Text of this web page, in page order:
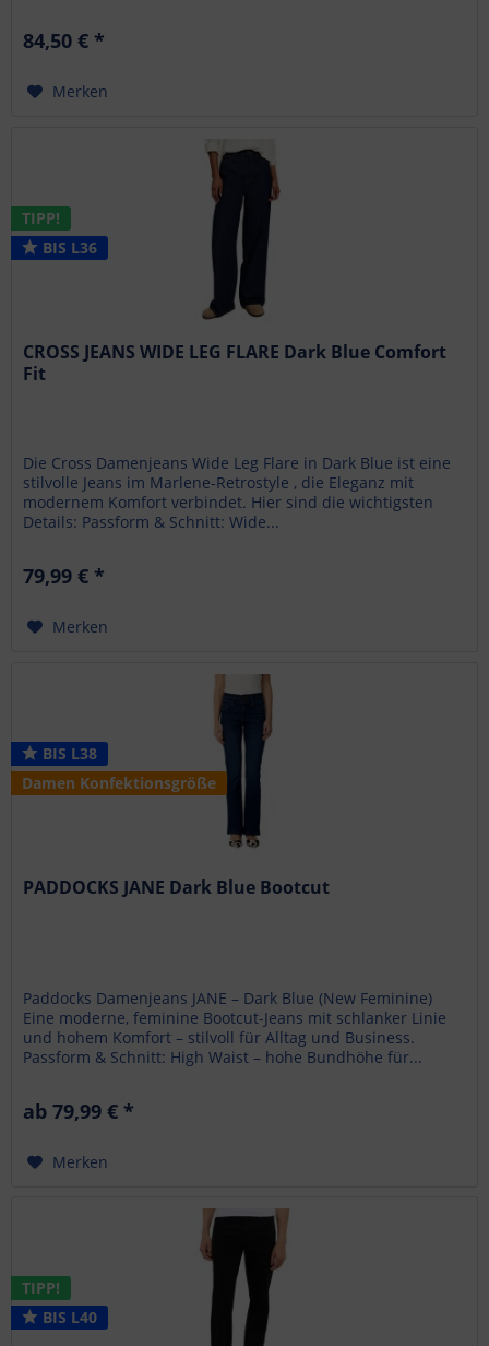
84,50 € *
Merken
TIPP!
BIS L36
CROSS JEANS WIDE LEG FLARE Dark Blue Comfort
Fit
Die Cross Damenjeans Wide Leg Flare in Dark Blue ist eine
stilvolle Jeans im Marlene-Retrostyle , die Eleganz mit
modernem Komfort verbindet. Hier sind die wichtigsten
Details: Passform & Schnitt: Wide...
79,99 € *
Merken
BIS L38
Damen Konfektionsgröße
PADDOCKS JANE Dark Blue Bootcut
Paddocks Damenjeans JANE – Dark Blue (New Feminine)
Eine moderne, feminine Bootcut-Jeans mit schlanker Linie
und hohem Komfort – stilvoll für Alltag und Business.
Passform & Schnitt: High Waist – hohe Bundhöhe für...
ab 79,99 € *
Merken
TIPP!
BIS L40